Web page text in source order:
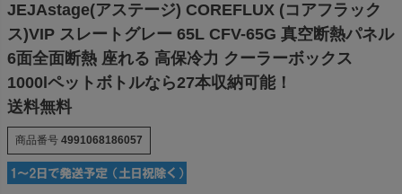
JEJAstage(アステージ) COREFLUX (コアフラック
ス)VIP スレートグレー 65L CFV-65G 真空断熱パネル
6面全面断熱 座れる 高保冷力 クーラーボックス
1000lペットボトルなら27本収納可能！
送料無料
商品番号 4991068186057